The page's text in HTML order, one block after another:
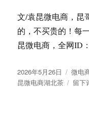
文/袁昆微电商，昆
的，不买贵的！每
昆微电商，全网ID：
发
布
2026年5月26日
分
类
微电
昆微电商湖北茶
于
留下